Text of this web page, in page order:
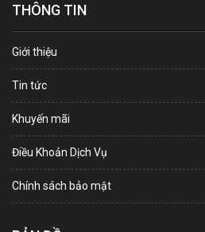
THÔNG TIN
Giới thiệu
Tin tức
Khuyến mãi
Điều Khoản Dịch Vụ
Chính sách bảo mật